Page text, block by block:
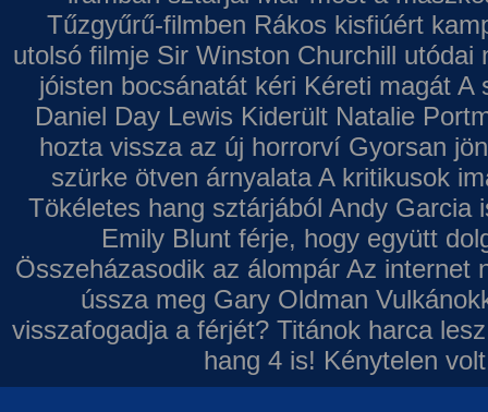
Tűzgyűrű-filmben Rákos kisfiúért
utolsó filmje Sir Winston Churchill utódai
jóisten bocsánatát kéri Kéreti magát A
Daniel Day Lewis Kiderült Natalie
hozta vissza az új horrorví Gyorsan
szürke ötven árnyalata A kritikusok
Tökéletes hang sztárjából Andy Garcia
Emily Blunt férje, hogy együtt
Összeházasodik az álompár Az internet
ússza meg Gary Oldman
visszafogadja a férjét? Titánok harca
hang 4 is! Kénytelen